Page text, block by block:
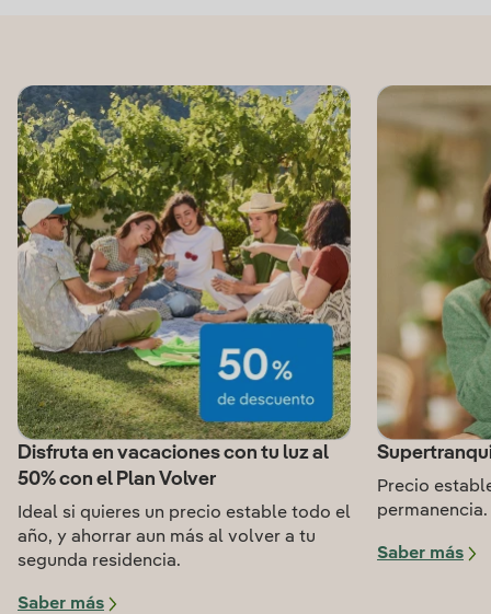
Disfruta en vacaciones con tu luz al
50% con el Plan Volver
Ideal si quieres un precio estable todo el
año, y ahorrar aun más al volver a tu
segunda residencia.
Saber más
Precio
permanencia.
Saber más